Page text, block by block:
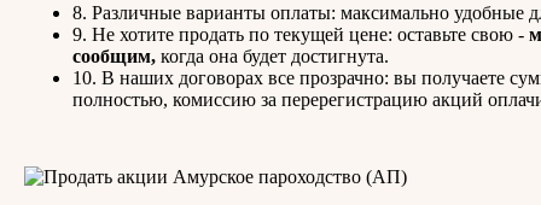
8. Различные варианты оплаты: максимально удобные
9. Не хотите продать по текущей цене: оставьте свою -
сообщим, когда она будет достигнута.
10. В наших договорах все прозрачно: вы получаете
полностью, комиссию за перерегистрацию акций